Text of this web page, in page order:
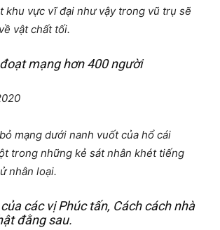
khu vực vĩ đại như vậy trong vũ trụ sẽ
vật chất tối.
mạng hơn 400 người
mạng dưới nanh vuốt của hổ cái
trong những kẻ sát nhân khét tiếng
nhân loại.
các vị Phúc tấn, Cách cách nhà
đằng sau.